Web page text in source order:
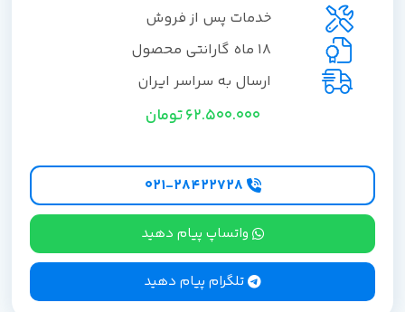
خدمات پس از فروش
ارسال به سراسر ایران
62.500.000تومان
واتساپ پیام دهید
تلگرام پیام دهید